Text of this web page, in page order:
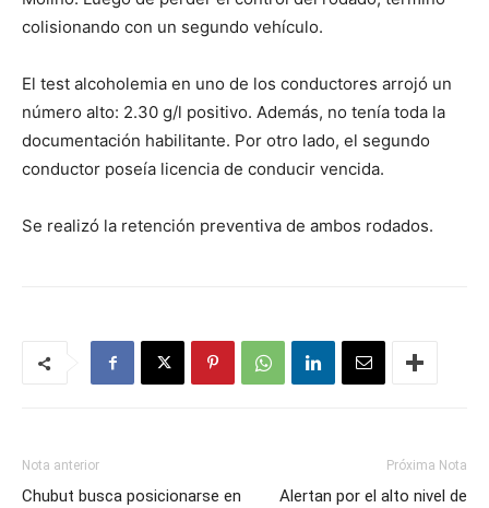
colisionando con un segundo vehículo.
El test alcoholemia en uno de los conductores arrojó un
número alto: 2.30 g/l positivo. Además, no tenía toda la
documentación habilitante. Por otro lado, el segundo
conductor poseía licencia de conducir vencida.
Se realizó la retención preventiva de ambos rodados.
Nota anterior
Chubut busca posicionarse en
Próxima Nota
Alertan por el alto nivel de